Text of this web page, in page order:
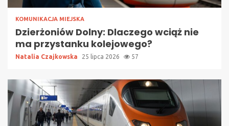
KOMUNIKACJA MIEJSKA
Dzierżoniów Dolny: Dlaczego wciąż nie
ma przystanku kolejowego?
Natalia Czajkowska 25 lipca 2026 57